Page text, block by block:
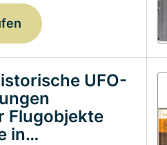
UFO-
Flugobjekte
in…